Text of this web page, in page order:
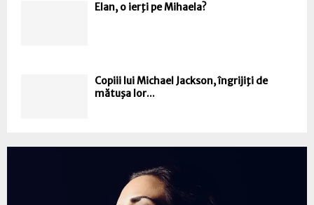
Elan, o ierţi pe Mihaela?
Copiii lui Michael Jackson, îngrijiţi de
mătuşa lor...